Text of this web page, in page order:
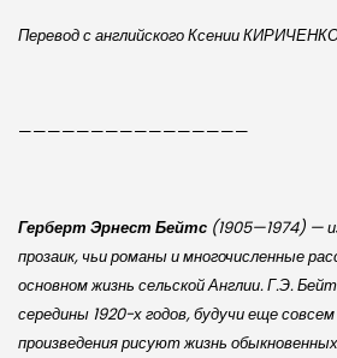
Перевод с английского Ксении
————————————————
Герберт Эрнест Бейтс (1905—1974) —
прозаик, чьи романы и многочисленные
основном жизнь сельской Англии. Г.Э.
середины 1920-х годов, будучи еще
произведения рисуют жизнь